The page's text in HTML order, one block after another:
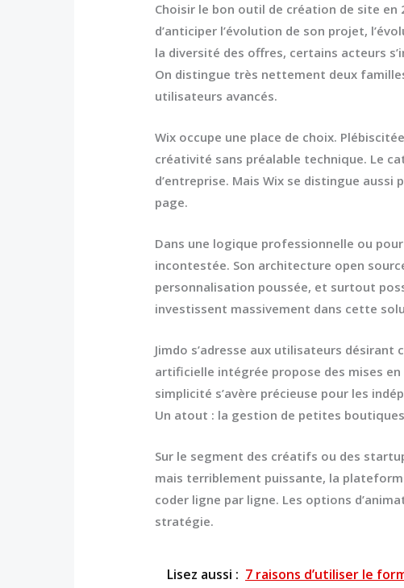
Choisir le bon outil de création de site en
d’anticiper l’évolution de son projet,
la diversité des offres, certains acteurs
On distingue très nettement deux
utilisateurs avancés.
Wix occupe une place de choix.
créativité sans préalable technique. Le
d’entreprise. Mais Wix se distingue
page.
Dans une logique professionnelle ou
incontestée. Son architecture open
personnalisation poussée, et surtout
investissent massivement dans cette
Jimdo s’adresse aux utilisateurs désirant
artificielle intégrée propose des mises
simplicité s’avère précieuse pour les
Un atout : la gestion de petites
Sur le segment des créatifs ou des
mais terriblement puissante, la
coder ligne par ligne. Les options
stratégie.
Lisez aussi : 7 raisons d’utiliser le